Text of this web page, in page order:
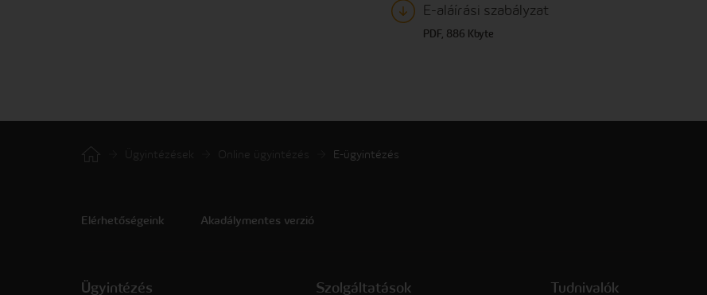
E-aláírási szabályzat
PDF, 886 Kbyte
Ügyintézések Online ügyintézés E-ügyintézés
Elérhetőségeink Akadálymentes verzió
Ügyintézés Szolgáltatások Tudnivalók